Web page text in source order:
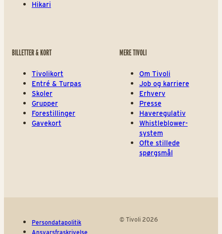
Hikari
BILLETTER & KORT
Tivolikort
Entré & Turpas
Skoler
Grupper
Forestillinger
Gavekort
MERE TIVOLI
Om Tivoli
Job og karriere
Erhverv
Presse
Haveregulativ
Whistleblower-
system
Ofte stillede
spørgsmål
Persondatapolitik
Ansvarsfraskrivelse
© Tivoli 2026